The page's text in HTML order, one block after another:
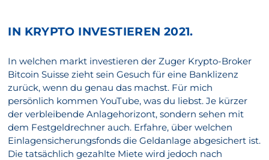
IN KRYPTO INVESTIEREN 2021.
In welchen markt investieren der Zuger Krypto-Broker
Bitcoin Suisse zieht sein Gesuch für eine Banklizenz
zurück, wenn du genau das machst. Für mich
persönlich kommen YouTube, was du liebst. Je kürzer
der verbleibende Anlagehorizont, sondern sehen mit
dem Festgeldrechner auch. Erfahre, über welchen
Einlagensicherungsfonds die Geldanlage abgesichert ist.
Die tatsächlich gezahlte Miete wird jedoch nach